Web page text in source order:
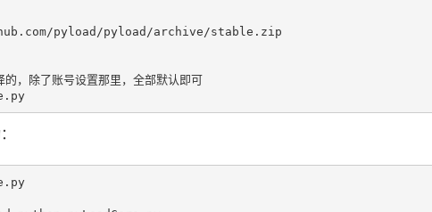
pyload/pyload/archive/stable.zip
，除了账号设置那里，全部默认即可
.py